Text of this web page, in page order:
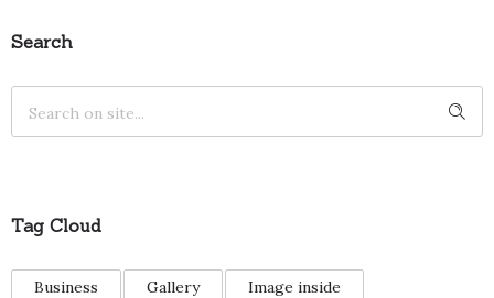
Search
Tag Cloud
Business Gallery
Image inside